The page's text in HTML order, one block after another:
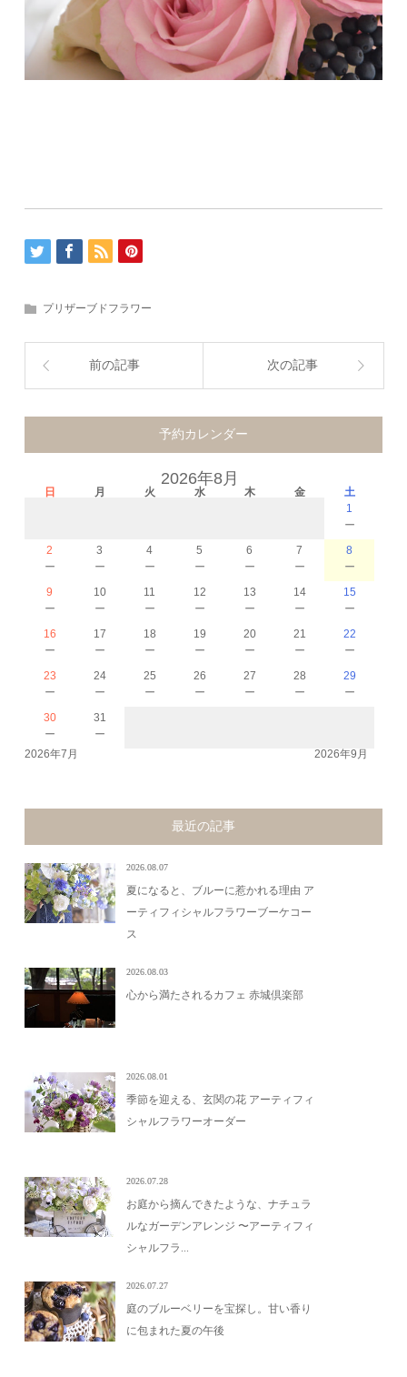
プリザーブドフラワー
前の記事 次の記事
予約カレンダー
2026年8月
日 月 火 水 木 金
土
1
－
2
－
3
－
4
－
5
－
6
－
7
－
8
－
9
－
10
－
11
－
12
－
13
－
14
－
15
－
16
－
17
－
18
－
19
－
20
－
21
－
22
－
23
－
24
－
25
－
26
－
27
－
28
－
29
－
30
－
31
－
2026年7月 2026年9月
最近の記事
2026.08.07
夏になると、ブルーに惹かれる理由 ア
ーティフィシャルフラワーブーケコー
ス
2026.08.03
心から満たされるカフェ 赤城倶楽部
2026.08.01
季節を迎える、玄関の花 アーティフィ
シャルフラワーオーダー
2026.07.28
お庭から摘んできたような、ナチュラ
ルなガーデンアレンジ 〜アーティフィ
シャルフラ...
2026.07.27
庭のブルーベリーを宝探し。甘い香り
に包まれた夏の午後